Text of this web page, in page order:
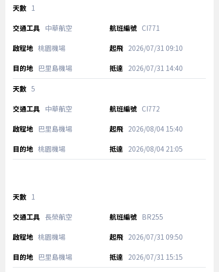
1
中華航空 CI771
桃園機場 2026/07/31 09:10
巴里島機場 2026/07/31 14:40
5
中華航空 CI772
巴里島機場 2026/08/0415:40
桃園機場 2026/08/0421:05
1
長榮航空 BR255
桃園機場 2026/07/31 09:50
巴里島機場 2026/07/31 15:15